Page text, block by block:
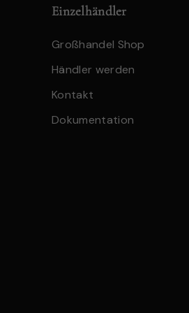
Einzelhändler
Großhandel Shop
Händler werden
Kontakt
Dokumentation